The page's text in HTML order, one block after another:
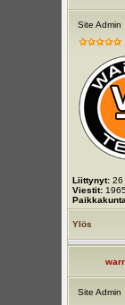
Site Admin
Liittynyt:26
Viestit:1965
Ylös
Site Admin